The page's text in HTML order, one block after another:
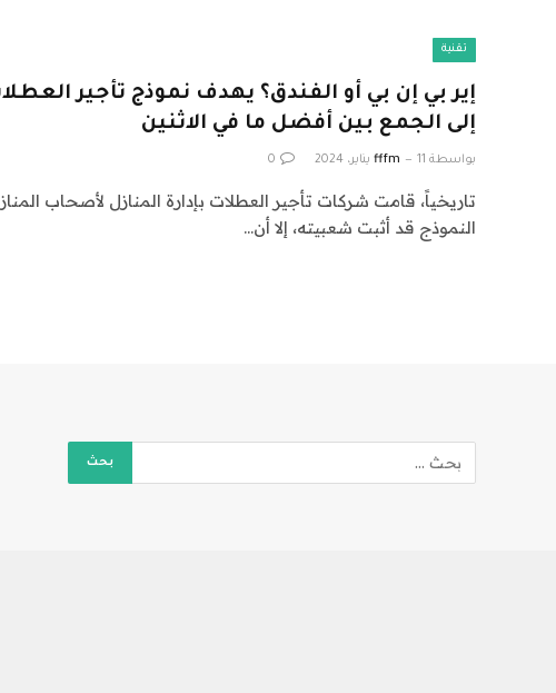
تقنية
إلى الجمع بين أفضل ما في الاثنين
بواسطة fffm 11 يناير، 2024 0
تاريخياً، قامت شركات تأجير العطلات بإدارة المنازل لأصحاب
النموذج قد أثبت شعبيته، إلا أن…